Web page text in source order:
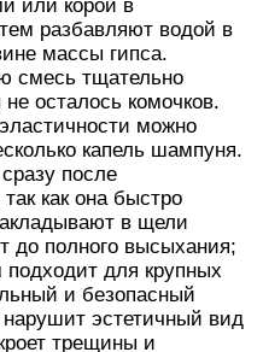
или корой в
разбавляют водой в
массы гипса.
смесь тщательно
осталось комочков.
можно
капель шампуня.
после
как она быстро
в щели
до полного высыхания;
для крупных
и безопасный
эстетичный вид
трещины и